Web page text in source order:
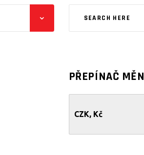
PŘEPÍNAČ MĚN
CZK, Kč